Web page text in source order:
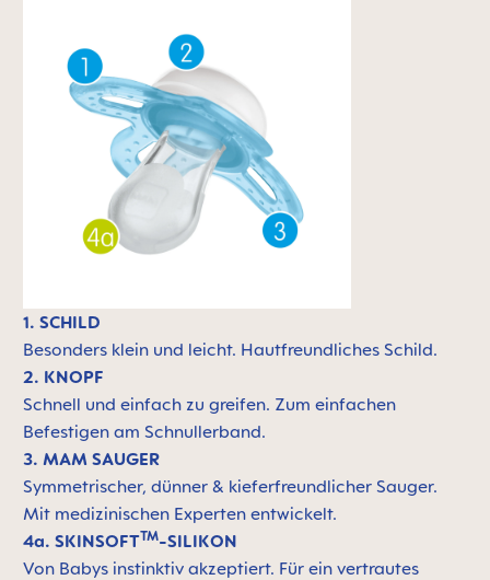
1. SCHILD
Besonders klein und leicht. Hautfreundliches Schild.
2. KNOPF
Schnell und einfach zu greifen. Zum einfachen
Befestigen am Schnullerband.
3. MAM SAUGER
Symmetrischer, dünner & kieferfreundlicher Sauger.
Mit medizinischen Experten entwickelt.
4a. SKINSOFTTM-SILIKON
Von Babys instinktiv akzeptiert. Für ein vertrautes